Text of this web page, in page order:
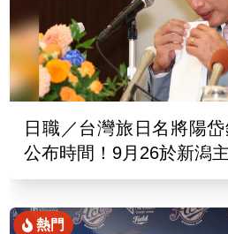
日職／台灣旅日名將陽岱
公布時間！9月26於新潟
熱門